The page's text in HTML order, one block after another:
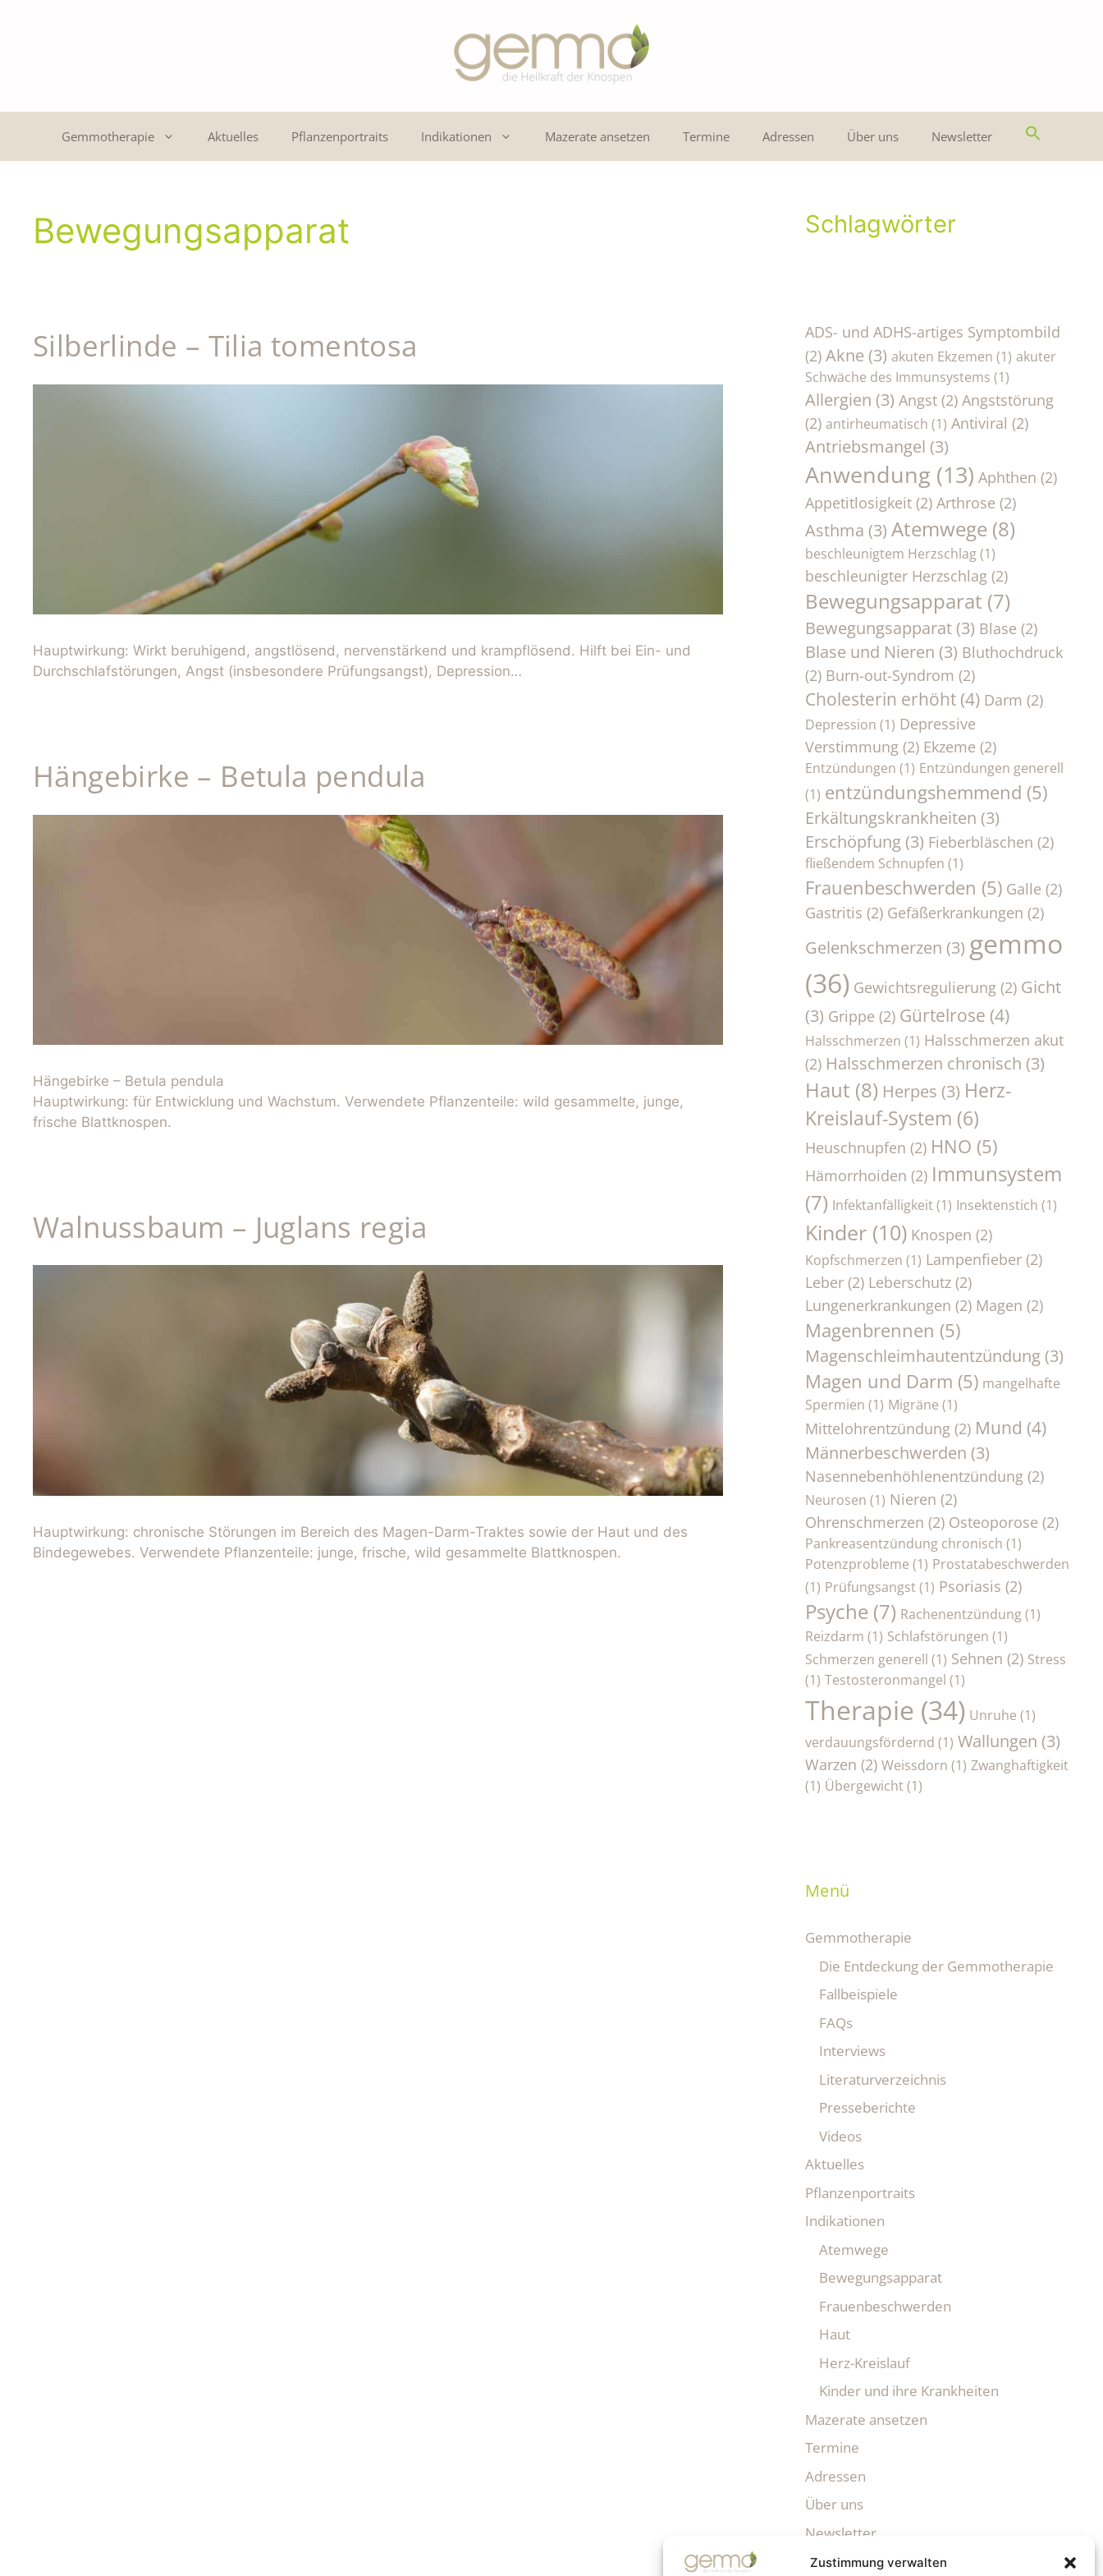
Zustimmung verwalten
Gemmotherapie Aktuelles Pflanzenportraits Indikationen Mazerate ansetzen Termine Adressen Über uns Newsletter
Bewegungsapparat
Silberlinde – Tilia tomentosa
Hauptwirkung: Wirkt beruhigend, angstlösend, nervenstärkend und krampflösend. Hilft bei Ein- und
Durchschlafstörungen, Angst (insbesondere Prüfungsangst), Depression…
Hängebirke – Betula pendula
Hängebirke – Betula pendula
Hauptwirkung: für Entwicklung und Wachstum. Verwendete Pflanzenteile: wild gesammelte, junge,
frische Blattknospen.
Walnussbaum – Juglans regia
Hauptwirkung: chronische Störungen im Bereich des Magen-Darm-Traktes sowie der Haut und des
Bindegewebes. Verwendete Pflanzenteile: junge, frische, wild gesammelte Blattknospen.
Schlagwörter
ADS- und ADHS-artiges Symptombild
(2) Akne (3) akuten Ekzemen (1) akuter
Schwäche des Immunsystems (1)
Allergien (3) Angst(2) Angststörung
(2) antirheumatisch (1) Antiviral (2)
Antriebsmangel (3)
Anwendung (13) Aphthen (2)
Appetitlosigkeit(2) Arthrose (2)
Asthma (3) Atemwege (8)
beschleunigtem Herzschlag(1)
beschleunigter Herzschlag(2)
Bewegungsapparat (7)
Bewegungsapparat(3) Blase (2)
Blase und Nieren (3) Bluthochdruck
(2) Burn-out-Syndrom (2)
Cholesterin erhöht(4) Darm (2)
Depression (1) Depressive
Verstimmung(2) Ekzeme (2)
Entzündungen (1) Entzündungen generell
(1) entzündungshemmend (5)
Erkältungskrankheiten (3)
Erschöpfung(3) Fieberbläschen (2)
fließendem Schnupfen (1)
Frauenbeschwerden (5) Galle (2)
Gastritis (2) Gefäßerkrankungen (2)
Gelenkschmerzen (3) gemmo
(36) Gewichtsregulierung(2) Gicht
(3) Grippe (2) Gürtelrose (4)
Halsschmerzen (1) Halsschmerzen akut
(2) Halsschmerzen chronisch (3)
Haut (8) Herpes (3) Herz-
Kreislauf-System (6)
Heuschnupfen (2) HNO (5)
Hämorrhoiden (2) Immunsystem
(7) Infektanfälligkeit(1) Insektenstich (1)
Kinder(10) Knospen (2)
Kopfschmerzen (1) Lampenfieber(2)
Leber(2) Leberschutz(2)
Lungenerkrankungen (2) Magen (2)
Magenbrennen (5)
Magenschleimhautentzündung(3)
Magen und Darm (5) mangelhafte
Spermien (1) Migräne (1)
Mittelohrentzündung(2) Mund (4)
Männerbeschwerden (3)
Nasennebenhöhlenentzündung(2)
Neurosen (1) Nieren (2)
Ohrenschmerzen (2) Osteoporose (2)
Pankreasentzündung chronisch (1)
Potenzprobleme (1) Prostatabeschwerden
(1) Prüfungsangst(1) Psoriasis (2)
Psyche (7) Rachenentzündung(1)
Reizdarm (1) Schlafstörungen (1)
Schmerzen generell (1) Sehnen (2) Stress
(1) Testosteronmangel (1)
Therapie (34) Unruhe (1)
verdauungsfördernd (1) Wallungen (3)
Warzen (2) Weissdorn (1) Zwanghaftigkeit
(1) Übergewicht(1)
Menü
Gemmotherapie
Die Entdeckung der Gemmotherapie
Fallbeispiele
FAQs
Interviews
Literaturverzeichnis
Presseberichte
Videos
Aktuelles
Pflanzenportraits
Indikationen
Atemwege
Bewegungsapparat
Frauenbeschwerden
Haut
Herz-Kreislauf
Kinder und ihre Krankheiten
Mazerate ansetzen
Termine
Adressen
Über uns
Newsletter